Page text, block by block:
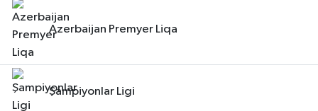
Azerbaijan Premyer Liqa
Şampiyonlar Ligi